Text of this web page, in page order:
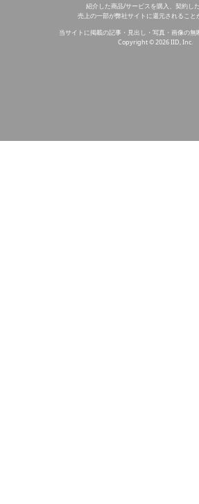
紹介した商品/サービスを購入、契約した
売上の一部が弊社サイトに還元されること
当サイトに掲載の記事・見出し・写真・画像の無
Copyright © 2026 IID, Inc.